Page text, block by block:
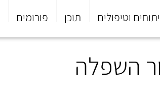
וטיפולים תוכן פורומים
השפלה